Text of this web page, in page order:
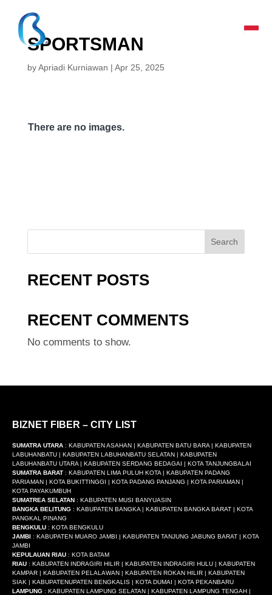
SPORTSMAN
byApriadi Kurniawan | Apr 25, 2025
There are no images.
Search
RECENT POSTS
RECENT COMMENTS
No comments to show.
BIZNET FIBER – CITY LIST
SUMATRA UTARA : KABUPATEN ASAHAN | KABUPATEN BATU BARA | KABUPATEN
LABUHANBATU | KABUPATEN LABUHANBATU SELATAN | KABUPATEN
LABUHANBATU UTARA | KABUPATEN SERDANG BEDAGAI | KOTA TANJUNGBALAI
SUMATRA BARAT : KABUPATEN LIMA PULUH KOTA | KABUPATEN PADANG
PARIAMAN | KOTA BUKITTINGGI | KOTA PADANG PANJANG | KOTA PARIAMAN |
KOTA PAYAKUMBUH
SUMATREA SELATAN : KABUPATEN MUSI BANYUASIN
BANGKA BELITUNG : KABUPATEN BANGKA | KABUPATEN BANGKA BARAT | KOTA
PANGKAL PINANG
BENGKULU : KOTA BENGKULU
JAMBI : KABUPATEN MUARO JAMBI | KABUPATEN TANJUNG JABUNG BARAT | KOTA
JAMBI
KEPULAUAN RIAU : KOTA BATAM
RIAU : KABUPATEN INDRAGIRI HILIR | KABUPATEN INDRAGIRI HULU | KABUPATEN
KAMPAR | KABUPATEN PELALAWAN | KABUPATEN ROKAN HILIR | KABUPATEN
SIAK | KABUPATENUPATEN BENGKALIS | KOTA DUMAI | KOTA PEKANBARU
LAMPUNG : KABUPATEN LAMPUNG SELATAN | KABUPATEN LAMPUNG TENGAH |